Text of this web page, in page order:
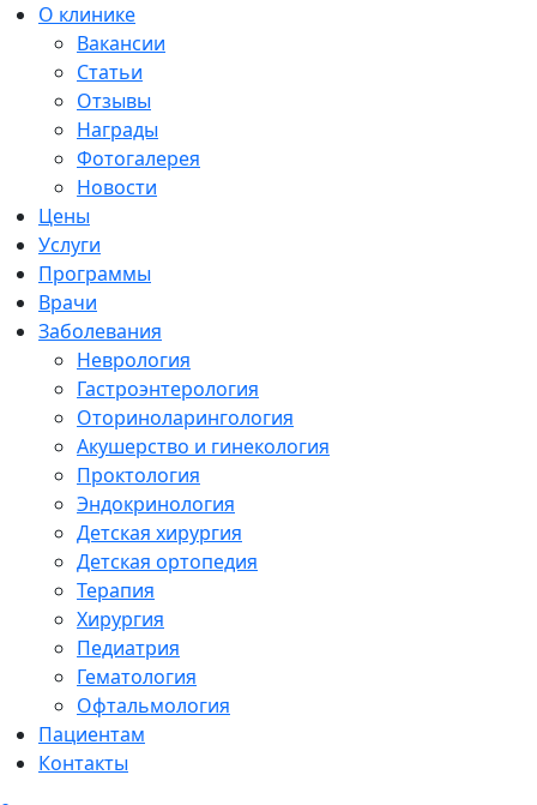
О клинике
Вакансии
Статьи
Отзывы
Награды
Фотогалерея
Новости
Цены
Услуги
Программы
Врачи
Заболевания
Неврология
Гастроэнтерология
Оториноларингология
Акушерство и гинекология
Проктология
Эндокринология
Детская хирургия
Детская ортопедия
Терапия
Хирургия
Педиатрия
Гематология
Офтальмология
Пациентам
Контакты